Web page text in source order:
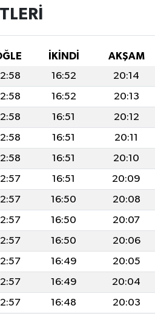
İKINDI AKŞAM
16:52 20:14
16:52 20:13
16:51 20:12
16:51 20:11
16:51 20:10
16:51 20:09
16:50 20:08
16:50 20:07
16:50 20:06
16:49 20:05
16:49 20:04
16:48 20:03